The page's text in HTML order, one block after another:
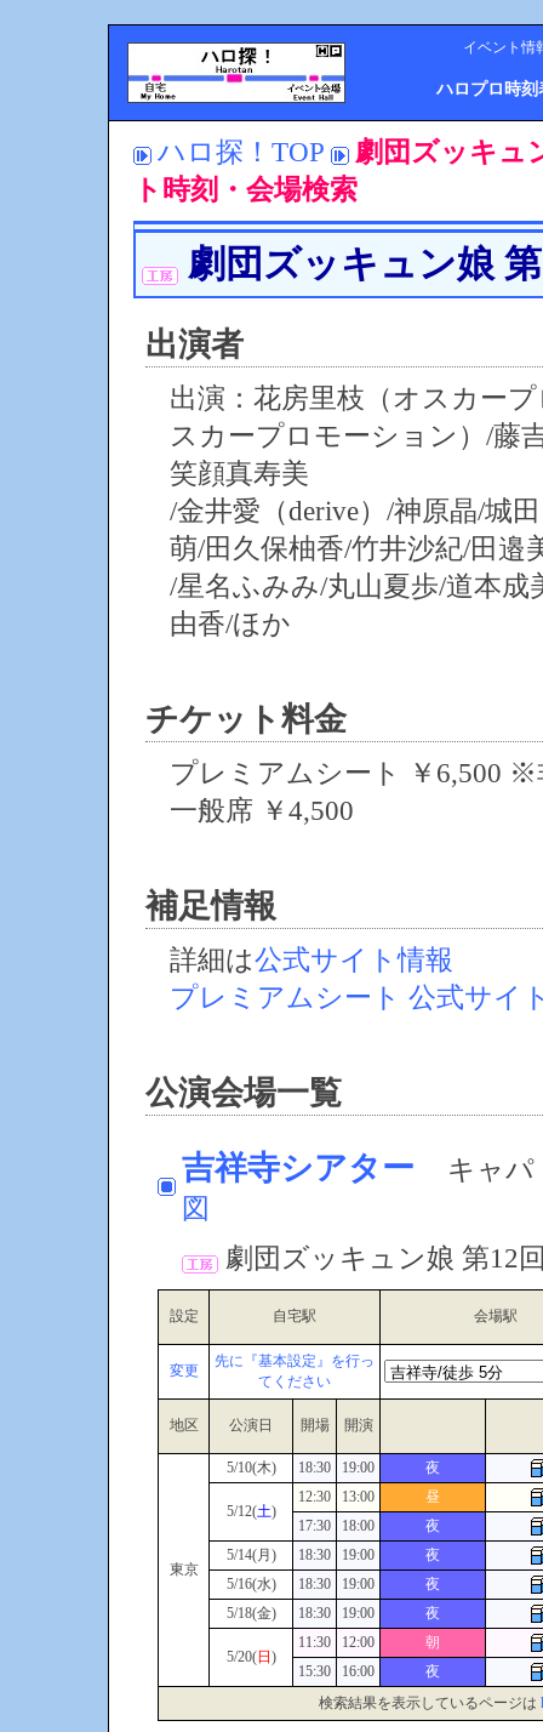
イベント情
ハロプロ時刻
ハロ探！TOP
劇団ズッキュ
ト時刻・会場検索
劇団ズッキュン娘
出演者
出演：花房里枝（オスカー
スカープロモーション）/藤
笑顔真寿美
/金井愛（derive）/神原晶/城
萌/田久保柚香/竹井沙紀/田邉
/星名ふみみ/丸山夏歩/道本
由香/ほか
チケット料金
プレミアムシート ￥6,500 ※
一般席 ￥4,500
補足情報
詳細は公式サイト情報
プレミアムシート 公式サイ
公演会場一覧
吉祥寺シアター
キャ
図
劇団ズッキュン娘 第12
設定 自宅駅 会場駅
変更
先に『基本設定』を行っ
てください
地区 公演日 開場 開演
東京
5/10(木) 18:30 19:00 夜
5/12(土)
12:30 13:00
昼
17:30
18:00
夜
5/14(月)
18:30 19:00
夜
5/16(水)
18:30 19:00
夜
5/18(金)
18:30 19:00 夜
5/20(日 )
11:30 12:00
朝
15:30
16:00
夜
検索結果を表示しているページは